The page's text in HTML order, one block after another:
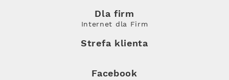
Dla firm
Internet dla Firm
Strefa klienta
Facebook